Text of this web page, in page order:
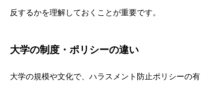
反するかを理解しておくことが重要です。
大学の制度・ポリシーの違い
大学の規模や文化で、ハラスメント防止ポリシーの有